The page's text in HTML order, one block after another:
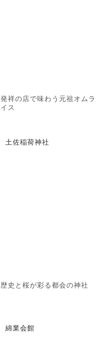
発祥の店で味わう元祖オムラ
イス
土佐稲荷神社
歴史と桜が彩る都会の神社
綿業会館